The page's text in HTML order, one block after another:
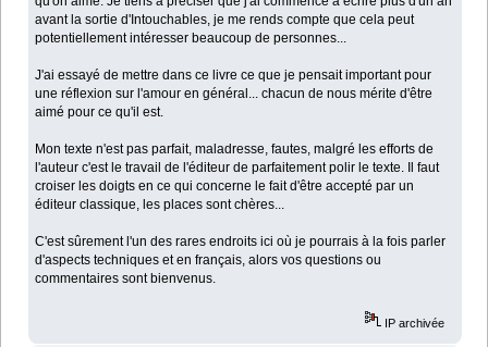
avant la sortie d'Intouchables, je me rends compte que cela peut
potentiellement intéresser beaucoup de personnes...
J'ai essayé de mettre dans ce livre ce que je pensait important pour
une réflexion sur l'amour en général... chacun de nous mérite d'être
aimé pour ce qu'il est.
Mon texte n'est pas parfait, maladresse, fautes, malgré les efforts de
l'auteur c'est le travail de l'éditeur de parfaitement polir le texte. Il faut
croiser les doigts en ce qui concerne le fait d'être accepté par un
éditeur classique, les places sont chères...
C'est sûrement l'un des rares endroits ici où je pourrais à la fois parler
d'aspects techniques et en français, alors vos questions ou
commentaires sont bienvenus.
IP archivée